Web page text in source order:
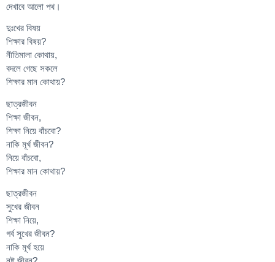
দেখাবে আলো পথ।
দুঃখের বিষয়
শিক্ষার বিষয়?
নীতিমালা কোথায়,
বদলে গেছে সকলে
শিক্ষার মান কোথায়?
ছাত্রজীবন
শিক্ষা জীবন,
শিক্ষা নিয়ে বাঁচবো?
নাকি মূর্খ জীবন?
নিয়ে বাঁচবো,
শিক্ষার মান কোথায়?
ছাত্রজীবন
সুখের জীবন
শিক্ষা নিয়ে,
গর্ব সুখের জীবন?
নাকি মূর্খ হয়ে